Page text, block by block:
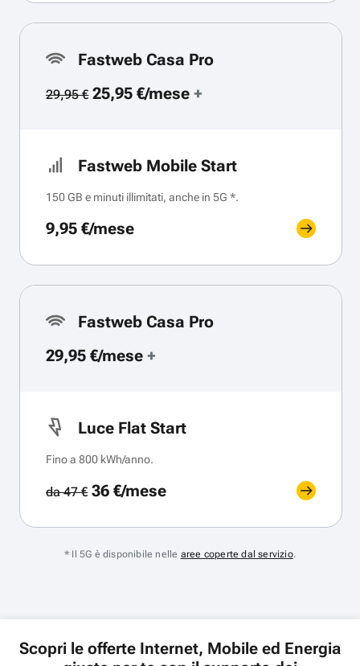
Fastweb Casa Pro
29,95 €25,95 €/mese+
Fastweb Mobile Start
150 GB e minuti illimitati, anche in 5G *.
9,95 €/mese
Fastweb Casa Pro
29,95 €/mese +
Luce Flat Start
Fino a 800 kWh/anno.
da 47 €36 €/mese
* Il 5G è disponibile nelle aree coperte dal servizio.
Scopri le offerte Internet, Mobile ed Energia